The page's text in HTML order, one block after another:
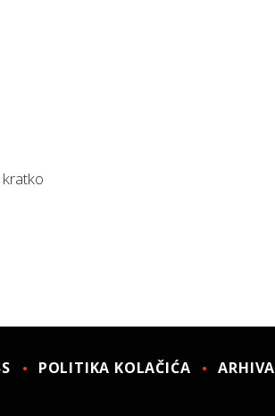
POLITIKA KOLAČIĆA ARHIVA